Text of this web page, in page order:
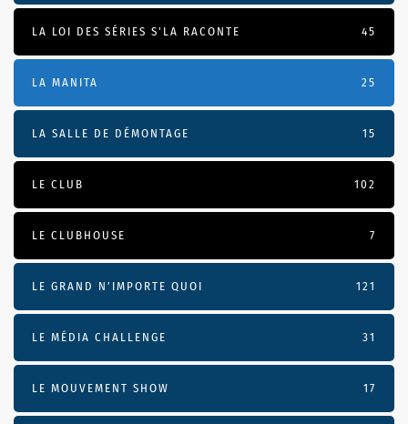
LA LOI DES SÉRIES S'LA RACONTE 45
LA MANITA 25
LA SALLE DE DÉMONTAGE 15
LE CLUB 102
LE CLUBHOUSE 7
LE GRAND N’IMPORTE QUOI 121
LE MÉDIA CHALLENGE 31
LE MOUVEMENT SHOW 17